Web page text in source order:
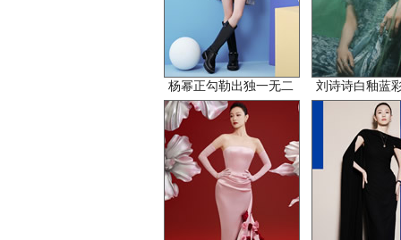
杨幂正勾勒出独一无二 刘诗诗白釉蓝